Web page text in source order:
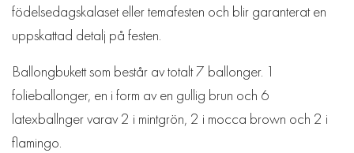
födelsedagskalaset eller temafesten och blir garanterat en
uppskattad detalj på festen.
Ballongbukett som består av totalt 7 ballonger. 1
folieballonger, en i form av en gullig brun och 6
latexballnger varav 2 i mintgrön, 2 i mocca brown och 2 i
flamingo.